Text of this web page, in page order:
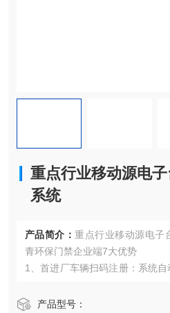
重点行业移动源电
系统
产品简介： 重点行业移动源电子
青环保门禁企业端7大优势
1、首进厂车辆扫码注册：系统自
阶段。产品型号：